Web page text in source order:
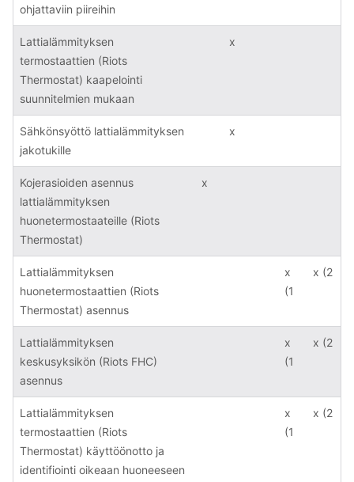
ohjattaviin piireihin
Lattialämmityksen
termostaattien (Riots
Thermostat) kaapelointi
suunnitelmien mukaan
x
Sähkönsyöttö lattialämmityksen
jakotukille
x
Kojerasioiden asennus
lattialämmityksen
huonetermostaateille (Riots
Thermostat)
x
Lattialämmityksen
huonetermostaattien (Riots
Thermostat) asennus
x
(1
x (2
Lattialämmityksen
keskusyksikön (Riots FHC)
asennus
x
(1
x (2
Lattialämmityksen
termostaattien (Riots
Thermostat) käyttöönotto ja
identifiointi oikeaan huoneeseen
x
(1
x (2